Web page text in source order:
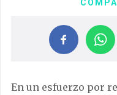
En un esfuerzo por